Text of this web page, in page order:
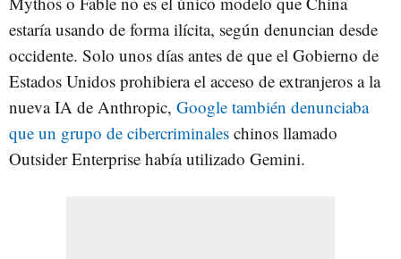
estaría usando de forma ilícita, según denuncian desde
occidente. Solo unos días antes de que el Gobierno de
Estados Unidos prohibiera el acceso de extranjeros a la
nueva IA de Anthropic, Google también denunciaba
que un grupo de cibercriminales chinos llamado
Outsider Enterprise había utilizado Gemini.